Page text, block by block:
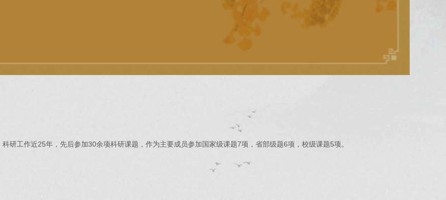
研工作近25年，先后参加30余项科研课题，作为主要成员参加国家级课题7项，省部级题6项，校级课题5项。